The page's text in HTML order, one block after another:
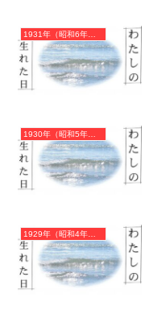
1931年（昭和6年）辛未（かのとひつじ）・未年（ひつじ年）カレンダー（月曜はじまり）
1930年（昭和5年）庚午（かのえうま）・午年（うま年）カレンダー（月曜はじまり）
1929年（昭和4年）己巳（つちのとみ）・巳年（へび年）カレンダー（月曜はじまり）